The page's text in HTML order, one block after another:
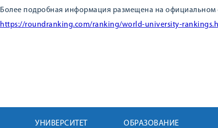
Более подробная информация размещена на официальном
https://roundranking.com/ranking/world-university-
УНИВЕРСИТЕТ ОБРАЗОВАНИЕ